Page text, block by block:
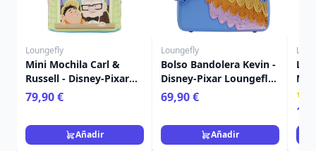
Loungefly
Mini Mochila Carl &
Russell - Disney-Pixar
Loungefly Up
79,90 €
Añadir
Loungefly
Bolso Bandolera Kevin -
Disney-Pixar Loungefly
Up
69,90 €
Añadir
de